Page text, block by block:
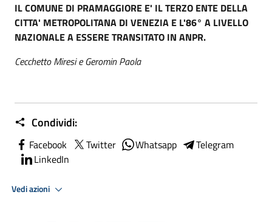
IL COMUNE DI PRAMAGGIORE E' IL TERZO ENTE DELLA
CITTA' METROPOLITANA DI VENEZIA E L'86° A LIVELLO
NAZIONALE A ESSERE TRANSITATO IN ANPR.
Cecchetto Miresi e Geromin Paola
Condividi:
Facebook Twitter Whatsapp
Telegram
LinkedIn
Vedi azioni